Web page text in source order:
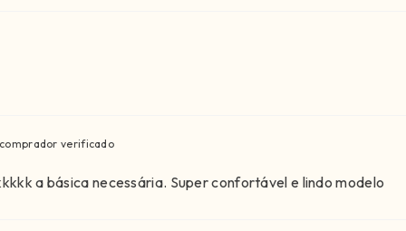
comprador verificado
a básica necessária. Super confortável e lindo modelo